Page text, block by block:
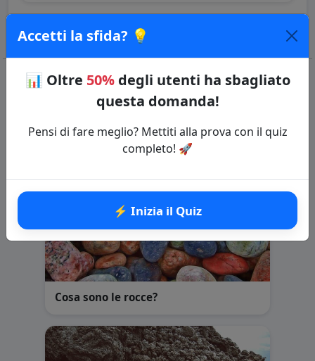
Accetti la sfida? 💡
📊 Oltre 50%degli utenti ha sbagliato
questa domanda!
Pensi di fare meglio? Mettiti alla prova con il quiz
completo! 🚀
⚡ Inizia il Quiz
Domande correlate
Cosa sono le rocce?